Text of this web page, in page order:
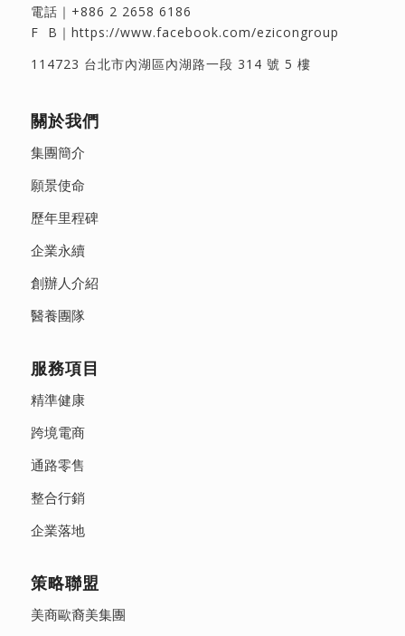
電話｜ +886 2 2658 6186
F B｜ https://www.facebook.com/ezicongroup
114723 台北市內湖區內湖路一段 314 號 5 樓
關於我們
集團簡介
願景使命
歷年里程碑
企業永續
創辦人介紹
醫養團隊
服務項目
精準健康
跨境電商
通路零售
整合行銷
企業落地
策略聯盟
美商歐裔美集團